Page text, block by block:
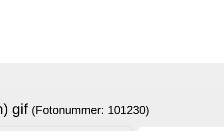
gif (Fotonummer: 101230)